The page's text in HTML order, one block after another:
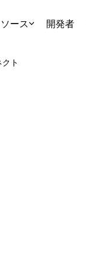
ース 開発者
クト